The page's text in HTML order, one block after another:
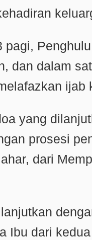
pagi,
dan dalam
ijab
yang
prosesi
dari
Ibu dari